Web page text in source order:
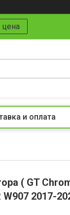
и оплата
( GT
W907 2017-